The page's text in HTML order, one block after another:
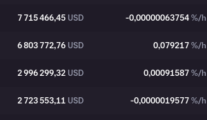
7 715 466,45 USD -0,00000063754%/h
6 803 772,76 USD 0,079217%/h
2 996 299,32 USD 0,00091587%/h
2 723 553,11 USD -0,0000019577%/h